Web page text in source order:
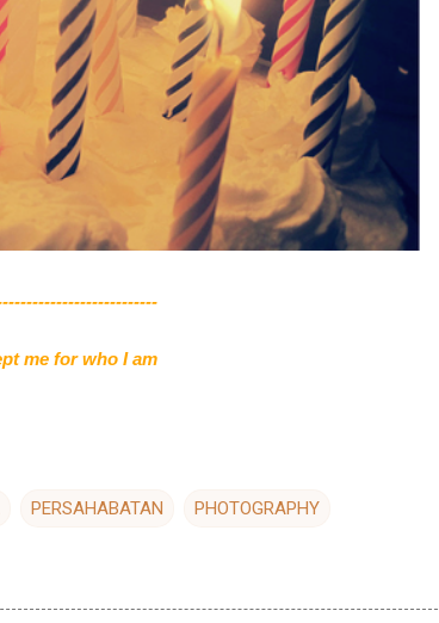
me for who I am
PERSAHABATAN PHOTOGRAPHY